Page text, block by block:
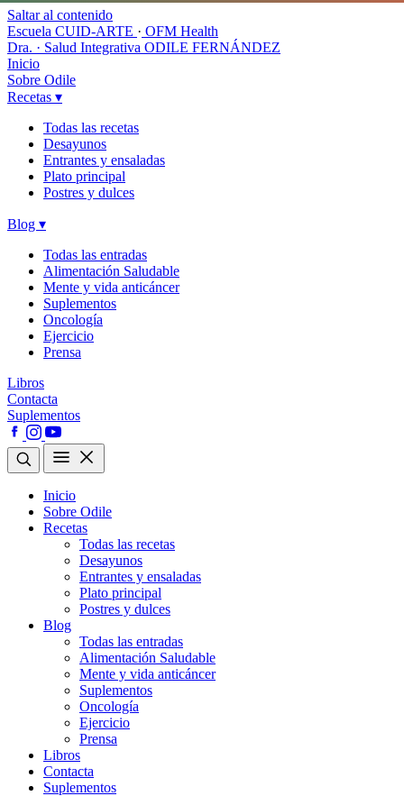
Saltar al contenido
Escuela CUID-ARTE · OFM Health
Dra. · Salud Integrativa ODILE FERNÁNDEZ
Inicio
Sobre Odile
Recetas ▾
Todas las recetas
Desayunos
Entrantes y ensaladas
Plato principal
Postres y dulces
Blog ▾
Todas las entradas
Alimentación Saludable
Mente y vida anticáncer
Suplementos
Oncología
Ejercicio
Prensa
Libros
Contacta
Suplementos
Inicio
Sobre Odile
Recetas
Todas las recetas
Desayunos
Entrantes y ensaladas
Plato principal
Postres y dulces
Blog
Todas las entradas
Alimentación Saludable
Mente y vida anticáncer
Suplementos
Oncología
Ejercicio
Prensa
Libros
Contacta
Suplementos